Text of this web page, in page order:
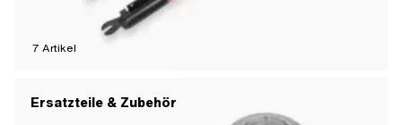
7 Artikel
Ersatzteile & Zubehör